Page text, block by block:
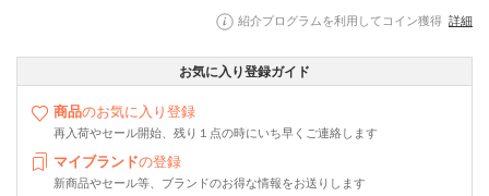
紹介プログラムを利用してコイン獲得 詳細
お気に入り登録ガイド
商品のお気に入り登録
再入荷やセール開始、残り１点の時にいち早くご連絡します
マイブランドの登録
新商品やセール等、ブランドのお得な情報をお送りします